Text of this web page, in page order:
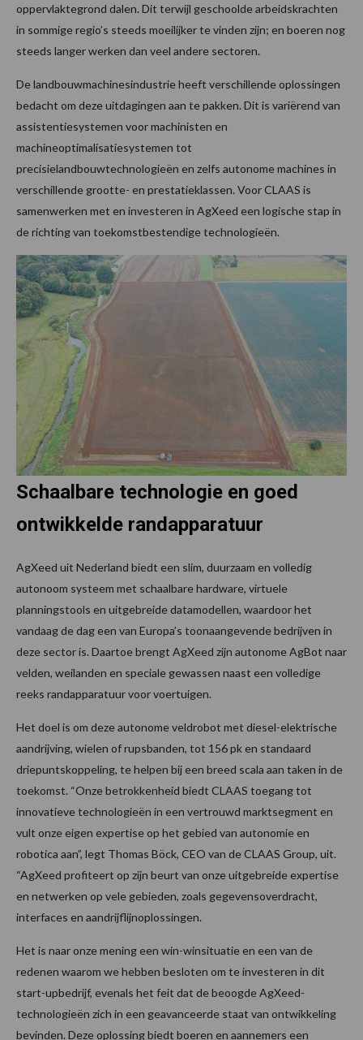
oppervlaktegrond dalen. Dit terwijl geschoolde arbeidskrachten
in sommige regio’s steeds moeilijker te vinden zijn; en boeren nog
steeds langer werken dan veel andere sectoren.
De landbouwmachinesindustrie heeft verschillende oplossingen
bedacht om deze uitdagingen aan te pakken. Dit is variërend van
assistentiesystemen voor machinisten en
machineoptimalisatiesystemen tot
precisielandbouwtechnologieën en zelfs autonome machines in
verschillende grootte- en prestatieklassen. Voor CLAAS is
samenwerken met en investeren in AgXeed een logische stap in
de richting van toekomstbestendige technologieën.
Schaalbare technologie en goed
ontwikkelde randapparatuur
AgXeed uit Nederland biedt een slim, duurzaam en volledig
autonoom systeem met schaalbare hardware, virtuele
planningstools en uitgebreide datamodellen, waardoor het
vandaag de dag een van Europa’s toonaangevende bedrijven in
deze sector is. Daartoe brengt AgXeed zijn autonome AgBot naar
velden, weilanden en speciale gewassen naast een volledige
reeks randapparatuur voor voertuigen.
Het doel is om deze autonome veldrobot met diesel-elektrische
aandrijving, wielen of rupsbanden, tot 156 pk en standaard
driepuntskoppeling, te helpen bij een breed scala aan taken in de
toekomst. “Onze betrokkenheid biedt CLAAS toegang tot
innovatieve technologieën in een vertrouwd marktsegment en
vult onze eigen expertise op het gebied van autonomie en
robotica aan”, legt Thomas Böck, CEO van de CLAAS Group, uit.
“AgXeed profiteert op zijn beurt van onze uitgebreide expertise
en netwerken op vele gebieden, zoals gegevensoverdracht,
interfaces en aandrijflijnoplossingen.
Het is naar onze mening een win-winsituatie en een van de
redenen waarom we hebben besloten om te investeren in dit
start-upbedrijf, evenals het feit dat de beoogde AgXeed-
technologieën zich in een geavanceerde staat van ontwikkeling
bevinden. Deze oplossing biedt boeren en aannemers een